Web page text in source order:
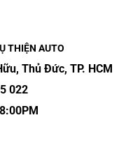
THIỆN AUTO
Thủ Đức, TP. HCM
022